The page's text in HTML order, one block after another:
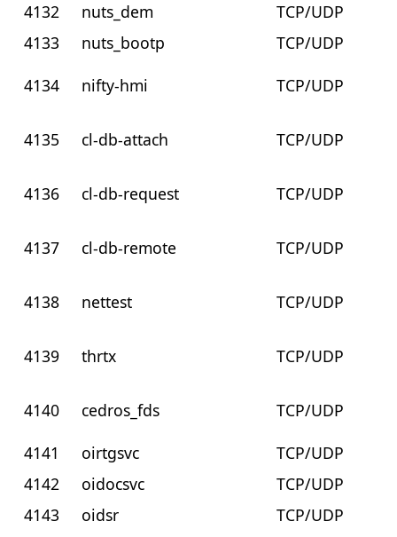
4132
nuts_dem
TCP/UDP
4133
nuts_bootp
TCP/UDP
4134
nifty-hmi TCP/UDP
4135 cl-db-attach TCP/UDP
4136 cl-db-request TCP/UDP
4137 cl-db-remote TCP/UDP
4138 nettest TCP/UDP
4139 thrtx TCP/UDP
4140 cedros_fds
TCP/UDP
4141
oirtgsvc
TCP/UDP
4142
oidocsvc
TCP/UDP
4143
oidsr
TCP/UDP